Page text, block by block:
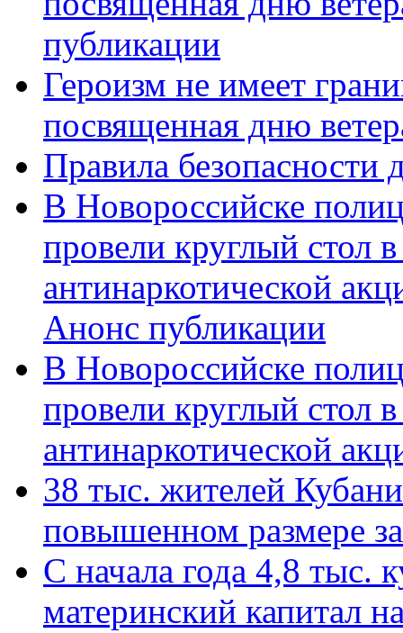
публикации
Героизм не имеет
посвященная дню
Правила безопасности
В Новороссийске
провели круглый стол
антинаркотической
Анонс публикации
В Новороссийске
провели круглый стол
антинаркотической
38 тыс. жителей
повышенном размере
С начала года 4,8 тыс.
материнский капитал